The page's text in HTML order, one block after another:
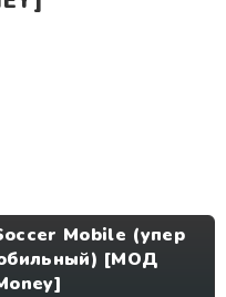
Mobile (упер
[МОД